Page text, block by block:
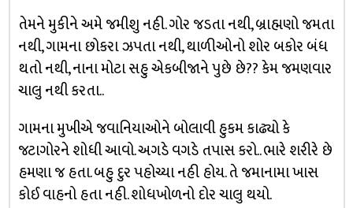
તેમને મુકીને અમે જમીશુ નહી. ગોર જડતા નથી, બ્રાહ્મણો જમતા
નથી, ગામના છોકરા ઝપતા નથી, થાળીઓનો શોર બકોર બંધ
થતો નથી, નાના મોટા સહુ એકબીજાને પુછે છે?? કેમ જમણવાર
ચાલુ નથી કરતા..
ગામના મુખીએ જવાનિયાઓને બોલાવી હુકમ કાઢ્યો કે
જટાગોરને શોધી આવો. અગડે વગડે તપાસ કરો.. ભારે શરીરે છે
હમણા જ હતા. બહુ દુર પહોચ્યા નહી હોય. તે જમાનામા ખાસ
કોઈ વાહનો હતા નહી. શોધખોળનો દોર ચાલુ થયો.